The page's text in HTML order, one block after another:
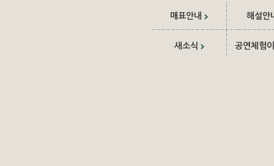
매표안내 해설안
새소식 공연체험